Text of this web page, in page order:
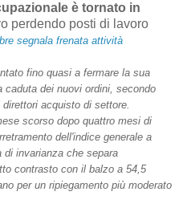
è tornato in
perdendo posti di lavoro
segnala frenata attività
fino quasi a fermare la sua
dei nuovi ordini, secondo
acquisto di settore.
scorso dopo quattro mesi di
dell'indice generale a
invarianza che separa
contrasto con il balzo a 54,5
per un ripiegamento più moderato